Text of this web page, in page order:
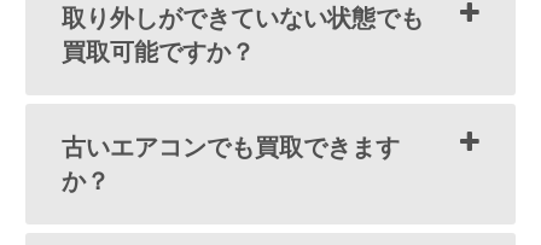
取り外しができていない状態でも
買取可能ですか？
古いエアコンでも買取できます
か？